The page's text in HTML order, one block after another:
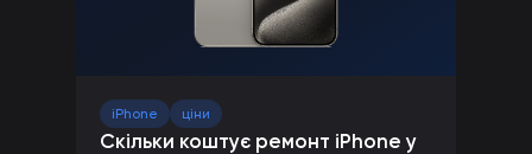
iPhone ціни
Скільки коштує ремонт iPhone у